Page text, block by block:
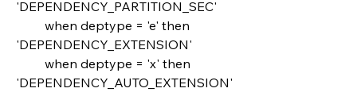
'DEPENDENCY_PARTITION_SEC'
'DEPENDENCY_EXTENSION'
'DEPENDENCY_AUTO_EXTENSION'